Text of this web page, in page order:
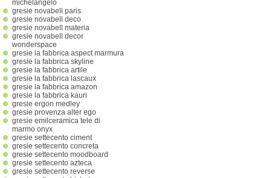
michelangelo
gresie novabell paris
gresie novabell deco
gresie novabell materia
gresie novabell decor
wonderspace
gresie la fabbrica aspect marmura
gresie la fabbrica skyline
gresie la fabbrica artile
gresie la fabbrica lascaux
gresie la fabbrica amazon
gresie la fabbrica kauri
gresie ergon medley
gresie provenza alter ego
gresie emilceramica tele di
marmo onyx
gresie settecento ciment
gresie settecento concreta
gresie settecento moodboard
gresie settecento azteca
gresie settecento reverse